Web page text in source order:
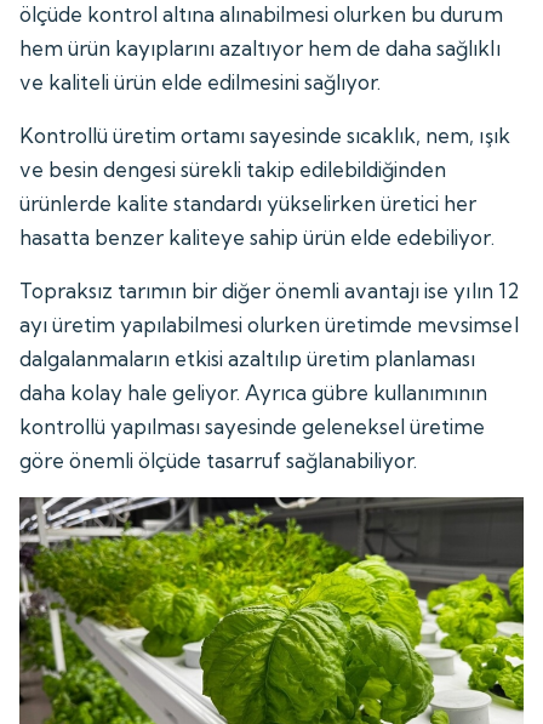
ölçüde kontrol altına alınabilmesi olurken bu durum
hem ürün kayıplarını azaltıyor hem de daha sağlıklı
ve kaliteli ürün elde edilmesini sağlıyor.
Kontrollü üretim ortamı sayesinde sıcaklık, nem, ışık
ve besin dengesi sürekli takip edilebildiğinden
ürünlerde kalite standardı yükselirken üretici her
hasatta benzer kaliteye sahip ürün elde edebiliyor.
Topraksız tarımın bir diğer önemli avantajı ise yılın 12
ayı üretim yapılabilmesi olurken üretimde mevsimsel
dalgalanmaların etkisi azaltılıp üretim planlaması
daha kolay hale geliyor. Ayrıca gübre kullanımının
kontrollü yapılması sayesinde geleneksel üretime
göre önemli ölçüde tasarruf sağlanabiliyor.